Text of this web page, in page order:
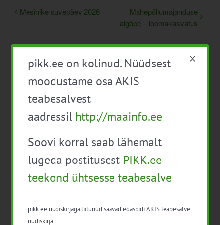
Mesinike suvepäev 2026
Mahepõllumajanduse
algõpe – loomakasvatus
7. juuli
Aeg:
Hind:
Tasuta
pikk.ee on kolinud. Nüüdsest
moodustame osa AKIS
teabesalvest
aadressil http://maainfo.ee
Soovi korral saab lähemalt
lugeda postitusest PIKK.ee
teekond ühtsesse teabesalve
pikk.ee uudiskirjaga liitunud saavad edaspidi AKIS teabesalve
uudiskirja.